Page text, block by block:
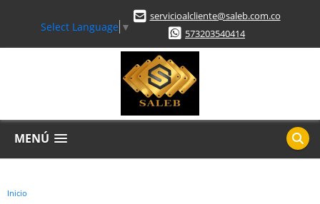
Select Language ▼
servicioalcliente@saleb.com.co
573203540414
MENÚ
Inicio